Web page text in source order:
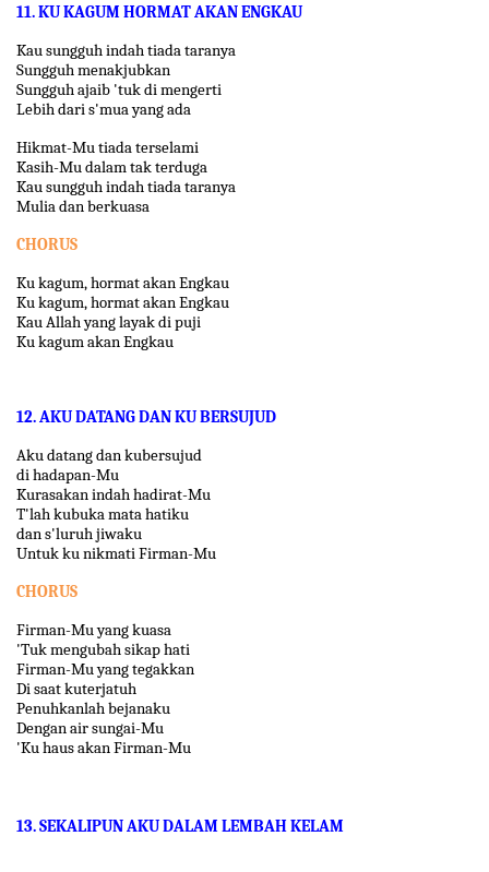
11. KU KAGUM HORMAT AKAN ENGKAU
Kau sungguh indah tiada taranya
Sungguh menakjubkan
Sungguh ajaib 'tuk di mengerti
Lebih dari s'mua yang ada
Hikmat-Mu tiada terselami
Kasih-Mu dalam tak terduga
Kau sungguh indah tiada taranya
Mulia dan berkuasa
CHORUS
Ku kagum, hormat akan Engkau
Ku kagum, hormat akan Engkau
Kau Allah yang layak di puji
Ku kagum akan Engkau
12. AKU DATANG DAN KU BERSUJUD
Aku datang dan kubersujud
di hadapan-Mu
Kurasakan indah hadirat-Mu
T'lah kubuka mata hatiku
dan s'luruh jiwaku
Untuk ku nikmati Firman-Mu
CHORUS
Firman-Mu yang kuasa
'Tuk mengubah sikap hati
Firman-Mu yang tegakkan
Di saat kuterjatuh
Penuhkanlah bejanaku
Dengan air sungai-Mu
'Ku haus akan Firman-Mu
13. SEKALIPUN AKU DALAM LEMBAH KELAM